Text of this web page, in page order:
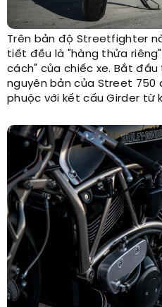
Trên bản độ Streetfighter
tiết đều là "hàng thửa
cách" của chiếc xe. Bắt
nguyên bản của Street
phuộc với kết cấu Girder từ